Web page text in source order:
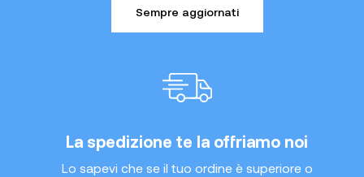
Sempre aggiornati
La spedizione te la offriamo noi
Lo sapevi che se il tuo ordine è superiore o